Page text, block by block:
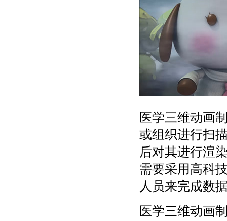
医学三维动画
或组织进行扫
后对其进行渲
需要采用高科
人员来完成数
医学三维动画